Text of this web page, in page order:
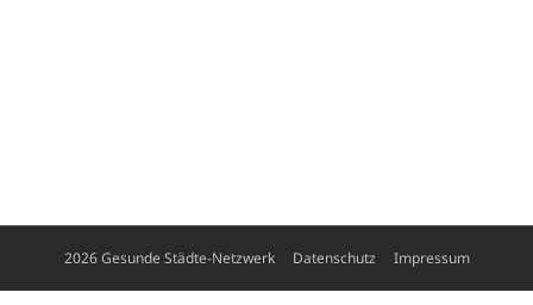
2026 Gesunde Städte-Netzwerk Datenschutz Impressum